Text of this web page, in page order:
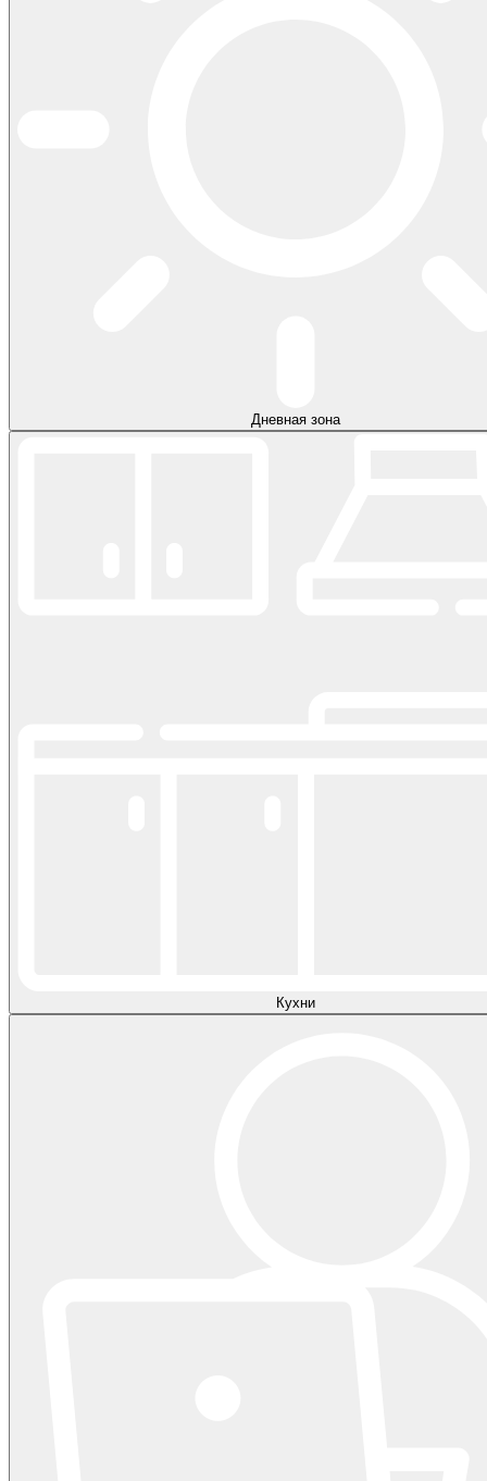
Дневная зона
Кухни